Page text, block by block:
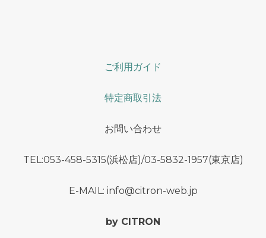
ご利用ガイド
特定商取引法
お問い合わせ
TEL:053-458-5315(浜松店)/03-5832-1957(東京店)
E-MAIL: info@citron-web.jp
by CITRON